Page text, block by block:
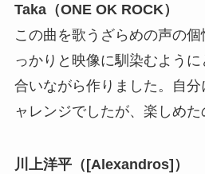
Taka（ONE OK ROCK）
この曲を歌うざらめの声の
っかりと映像に馴染むよう
合いながら作りました。自
ャレンジでしたが、楽しめた
川上洋平（[Alexandros]）